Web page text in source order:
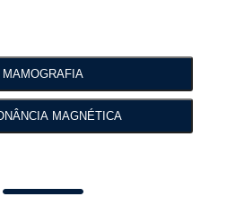
MAMOGRAFIA
MAGNÉTICA​